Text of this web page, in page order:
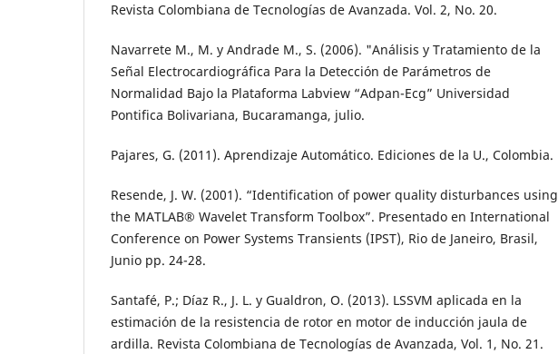
Revista Colombiana de Tecnologías de Avanzada. Vol. 2, No. 20.
Navarrete M., M. y Andrade M., S. (2006). "Análisis y Tratamiento de la
Señal Electrocardiográfica Para la Detección de Parámetros de
Normalidad Bajo la Plataforma Labview “Adpan-Ecg” Universidad
Pontifica Bolivariana, Bucaramanga, julio.
Pajares, G. (2011). Aprendizaje Automático. Ediciones de la U., Colombia.
Resende, J. W. (2001). “Identification of power quality disturbances using
the MATLAB® Wavelet Transform Toolbox”. Presentado en International
Conference on Power Systems Transients (IPST), Rio de Janeiro, Brasil,
Junio pp. 24-28.
Santafé, P.; Díaz R., J. L. y Gualdron, O. (2013). LSSVM aplicada en la
estimación de la resistencia de rotor en motor de inducción jaula de
ardilla. Revista Colombiana de Tecnologías de Avanzada, Vol. 1, No. 21.